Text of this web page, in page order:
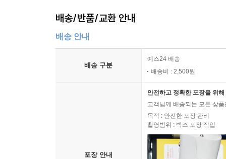
배송/반품/교환 안내
배송 안내
배송 구분
예스24 배송
배송비 : 2,500원
포장 안내
안전하고 정확한 포장을 위
고객님께 배송되는 모든 상
목적 : 안전한 포장 관리
촬영범위 : 박스 포장 작업